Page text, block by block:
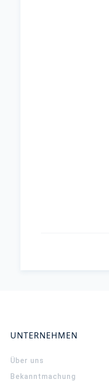
UNTERNEHMEN
Über uns
Bekanntmachung